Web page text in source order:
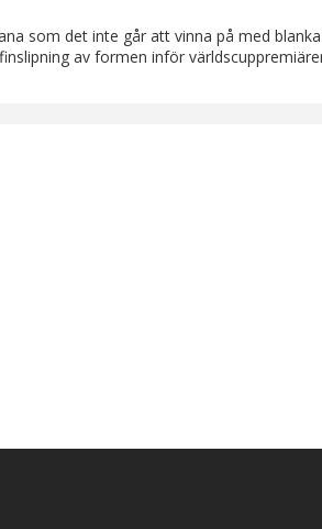
som det inte går att vinna på med
av formen inför